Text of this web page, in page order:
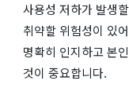
사용성 저하가 발생
취약할 위험성이 있
명확히 인지하고 본
것이 중요합니다.